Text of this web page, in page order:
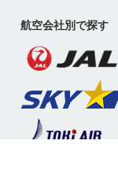
航空会社別で探す